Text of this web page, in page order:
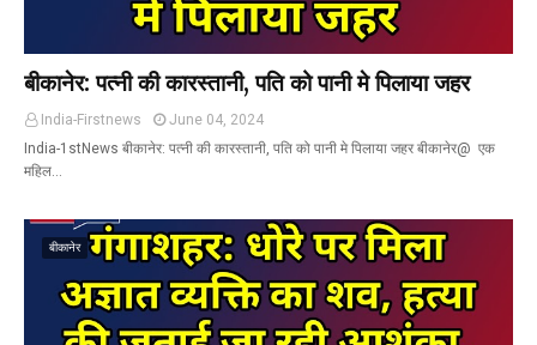
बीकानेर: पत्नी की कारस्तानी, पति को पानी मे पिलाया जहर
India-Firstnews
June 04, 2024
India-1stNews बीकानेर: पत्नी की कारस्तानी, पति को पानी मे पिलाया जहर बीकानेर@ एक
महिल…
बीकानेर